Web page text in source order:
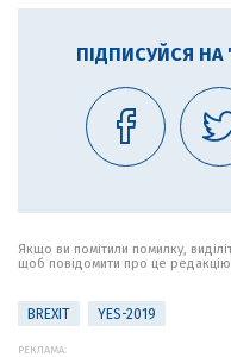
ПІДПИСУЙСЯ
Якщо ви помітили помилку,
щоб повідомити про це
BREXIT YES-2019
РЕКЛАМА: